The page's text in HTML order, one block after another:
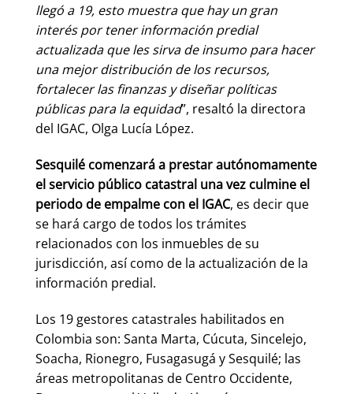
llegó a 19, esto muestra que hay un gran
interés por tener información predial
actualizada que les sirva de insumo para hacer
una mejor distribución de los recursos,
fortalecer las finanzas y diseñar políticas
públicas para la equidad”, resaltó la directora
del IGAC, Olga Lucía López.
Sesquilé comenzará a prestar autónomamente
el servicio público catastral una vez culmine el
periodo de empalme con el IGAC, es decir que
se hará cargo de todos los trámites
relacionados con los inmuebles de su
jurisdicción, así como de la actualización de la
información predial.
Los 19 gestores catastrales habilitados en
Colombia son: Santa Marta, Cúcuta, Sincelejo,
Soacha, Rionegro, Fusagasugá y Sesquilé; las
áreas metropolitanas de Centro Occidente,